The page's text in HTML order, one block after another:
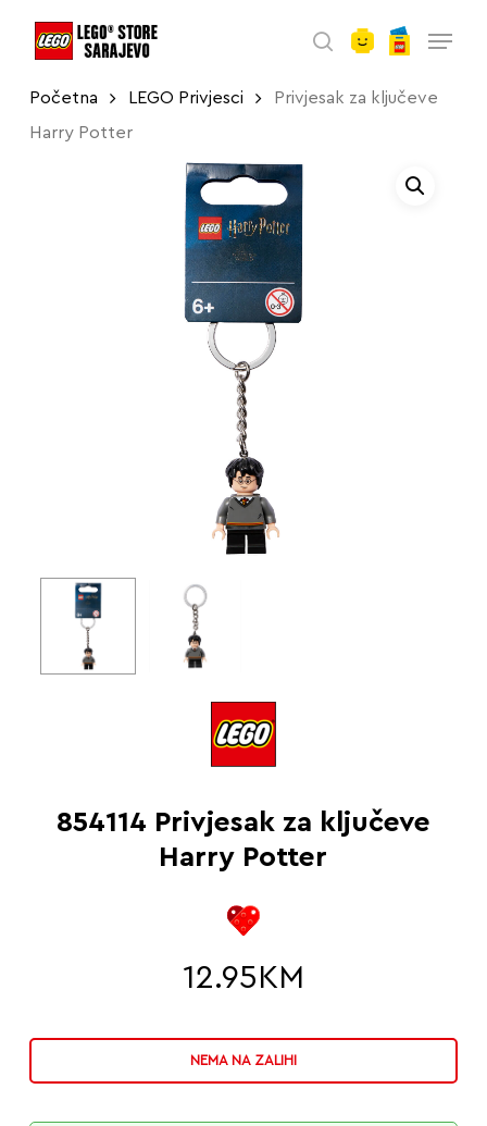
search
Početna LEGO Privjesci Privjesak za ključeve
Harry Potter
854114 Privjesak za ključeve
Harry Potter
12.95 KM
NEMA NA ZALIHI